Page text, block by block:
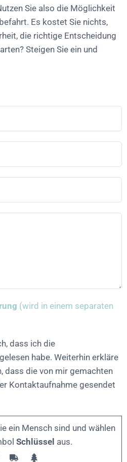
Sie also die Möglichkeit
Es kostet Sie nichts,
die richtige Entscheidung
Steigen Sie ein und
(wird in einem separaten
dass ich die
habe. Weiterhin erkläre
dass die von mir gemachten
Kontaktaufnahme gesendet
ein Mensch sind und wählen
Schlüssel aus.